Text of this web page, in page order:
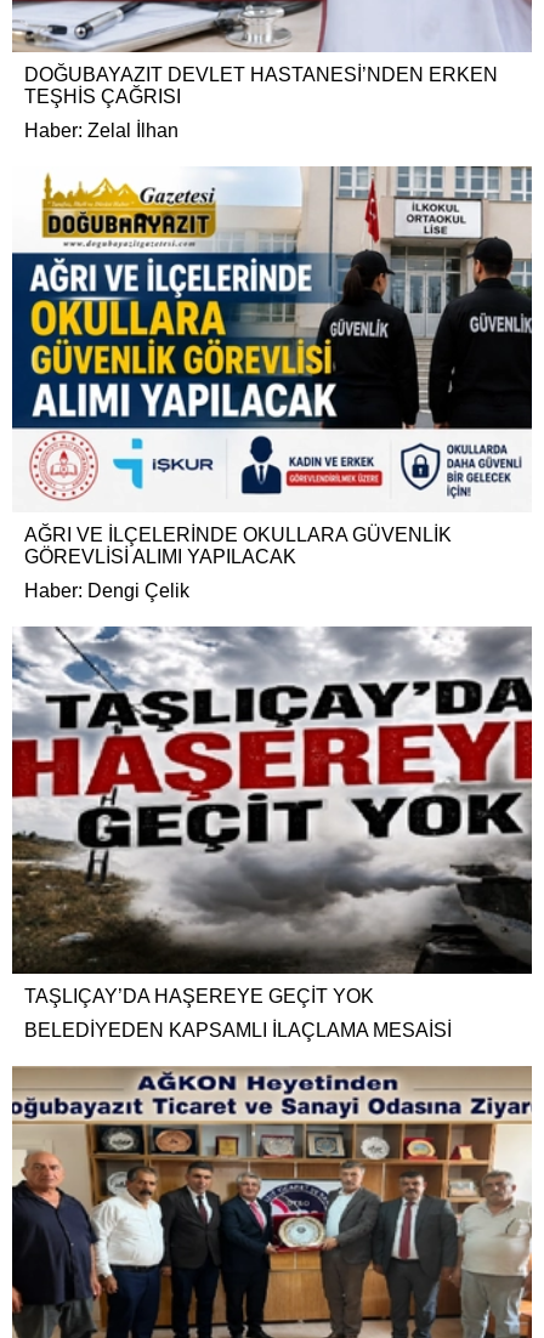
DOĞUBAYAZIT DEVLET HASTANESİ’NDEN ERKEN
TEŞHİS ÇAĞRISI
Haber: Zelal İlhan
AĞRI VE İLÇELERİNDE OKULLARA GÜVENLİK
GÖREVLİSİ ALIMI YAPILACAK
Haber: Dengi Çelik
TAŞLIÇAY’DA HAŞEREYE GEÇİT YOK
BELEDİYEDEN KAPSAMLI İLAÇLAMA MESAİSİ